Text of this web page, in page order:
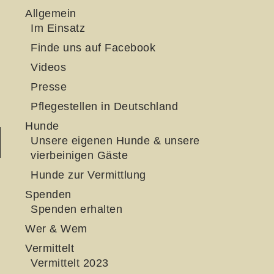
Allgemein
Im Einsatz
Finde uns auf Facebook
Videos
Presse
Pflegestellen in Deutschland
Hunde
Unsere eigenen Hunde & unsere
vierbeinigen Gäste
Hunde zur Vermittlung
Spenden
Spenden erhalten
Wer & Wem
Vermittelt
Vermittelt 2023